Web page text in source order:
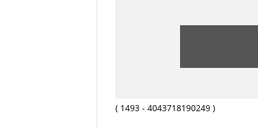
( 1493 - 4043718190249 )